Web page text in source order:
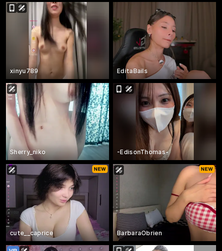
xinyu789 EditaBails
Sherry_niko -EdisonThomas-
cute__caprice BarbaraObrien